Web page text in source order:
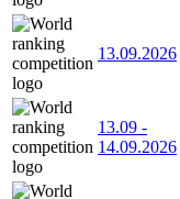
13.09.2026
13.09 -
14.09.2026